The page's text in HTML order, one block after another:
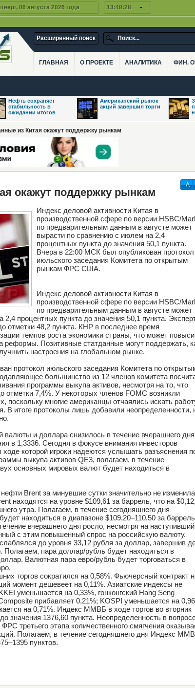
06 августа 2026 года 13:48:28
Расширенный поиск
ГЛАВНАЯ О ПРОЕКТЕ АНАЛИТИКА ФИН.
Нефть сохраняет
стабильность в
ожидании итогов
Американский рынок
акций завершил торги
из Китая окажут поддержку рынкам
окажут поддержку рынкам
-А
Индекс деловой активности Китая в
производственной сфере по версии HSBC/
по предварительным данным в августе может
вырасти по сравнению с июлем на 2,4
процентных пункта до значения 50,1 пункта.
Вчера в 22:00 МСК был опубликован протокол
июльского заседания Комитета по открытым
рынкам ФРС США.
Индекс деловой активности Китая в
производственной сфере по версии HSBC/
по предварительным данным в августе может
процентных пункта до значения 50,1 пункта.
отметки 48,2 пункта. КНР в последнее время
темпов роста экономики страны, что может
реформы. Позитивные статданные могут поддержать,
настроения на глобальном рынке.
протокол июльского заседания Комитета по
большинство из 12 членов комитета
программы выкупа активов, несмотря на то, что
отметки 7,4%. У некоторых членов FOMC возникли
поскольку многие американцы отчаялись искать
В итоге протоколы лишь добавили неопределенности,
валюты и доллара снизилось в течение вчерашнего
в 1,3336. Сегодня в фокусе внимания инвесторов
которой игроки надеются услышать разъяснения
выкупа активов QE3, полагаем, в течение
основных мировых валют будет находиться в
Brent за минувшие сутки значительно не
находятся на уровне $109,61 за баррель, что на $0,12,
утра. Полагаем, в течение сегодняшнего дня
находиться в диапазоне $109,20–110,50 за
вчерашнего дня росло, несмотря на наступивший
с этим повышенный спрос на российскую валюту.
до уровня 33,12 рубля за доллар, завершив
Полагаем, пара доллар/рубль будет находиться в
Валютная пара евро/рубль будет торговаться в
торгов сократился на 0,58%. Фьючерсный контракт
момент дешевеет на 0,11%. Азиатские индексы не
уменьшается на 0,33%, гонконгский Hang Seng
прибавляет 0,21%; KOSPI уменьшается на
на 0,71%. Индекс ММВБ в ходе торгов во вторник
значения 1376,60 пункта. Неопределенность в
третьего этапа количественного смягчения
Полагаем, в течение сегодняшнего дня Индекс
пунктов.